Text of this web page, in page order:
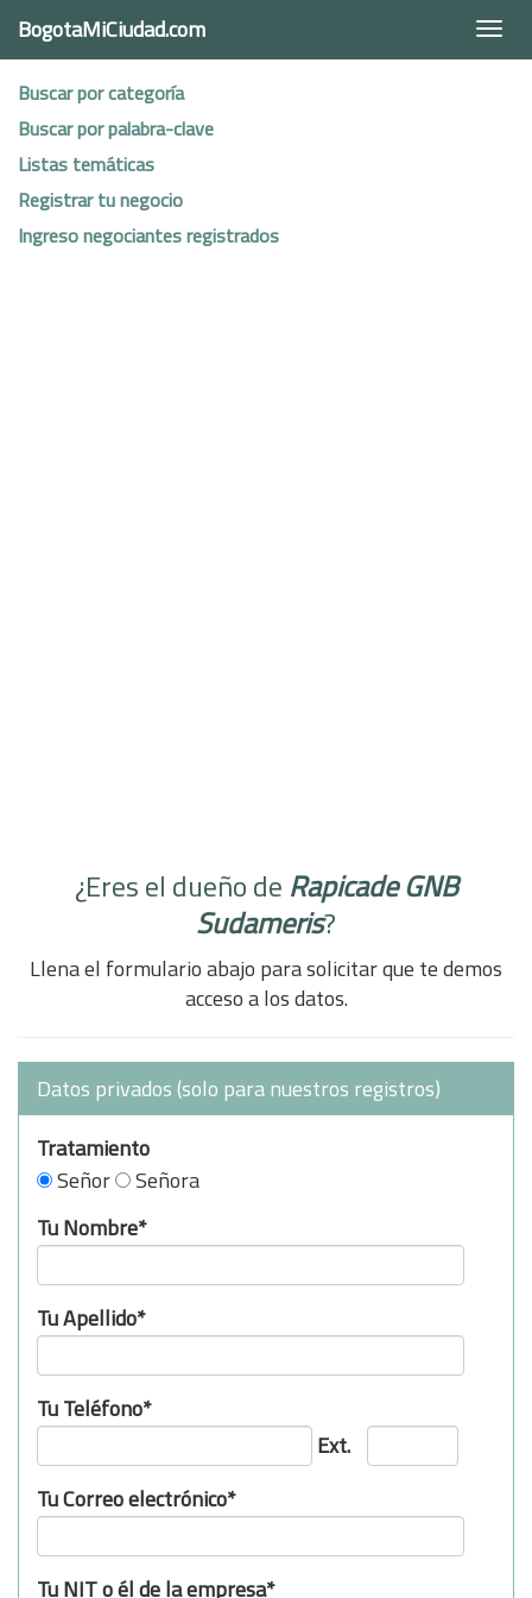
BogotaMiCiudad.com
Buscar por categoría
Buscar por palabra-clave
Listas temáticas
Registrar tu negocio
Ingreso negociantes registrados
¿Eres el dueño de Rapicade GNB
Sudameris?
Llena el formulario abajo para solicitar que te demos
acceso a los datos.
Datos privados (solo para nuestros registros)
Tratamiento
Señor
Señora
Tu Nombre*
Tu Apellido*
Tu Teléfono*
Ext.
Tu Correo electrónico*
Tu NIT o él de la empresa*